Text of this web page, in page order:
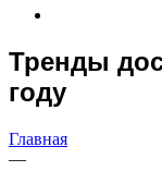
Тренды
году
Главная
—